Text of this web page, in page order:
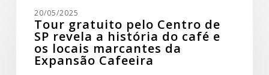
pelo
Centro
revela
20/05/2025
Tour gratuito pelo Centro de
SP revela a história do café e
os locais marcantes da
Expansão Cafeeira